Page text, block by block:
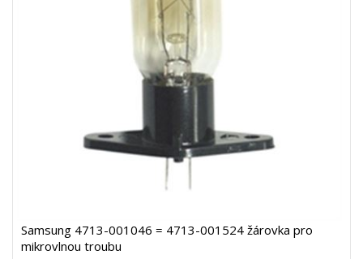
Samsung 4713-001046 = 4713-001524 žárovka pro
mikrovlnou troubu